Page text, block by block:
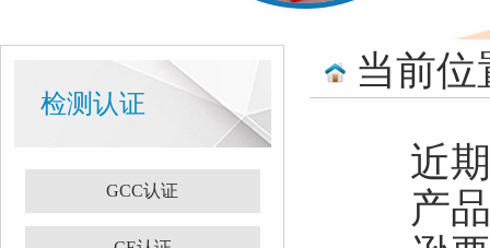
检测认证
GCC认证
当前位
近
产